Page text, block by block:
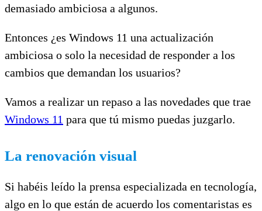
demasiado ambiciosa a algunos.
Entonces ¿es Windows 11 una actualización
ambiciosa o solo la necesidad de responder a los
cambios que demandan los usuarios?
Vamos a realizar un repaso a las novedades que trae
Windows 11 para que tú mismo puedas juzgarlo.
La renovación visual
Si habéis leído la prensa especializada en tecnología,
algo en lo que están de acuerdo los comentaristas es